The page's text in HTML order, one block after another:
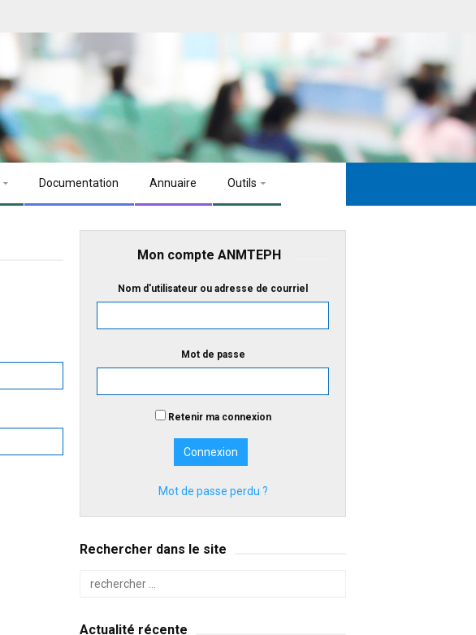
Documentation Annuaire Outils
Mon compte ANMTEPH
Nom d'utilisateur ou adresse de courriel
Mot de passe
Retenir ma connexion
Mot de passe perdu ?
Rechercher dans le site
Actualité récente